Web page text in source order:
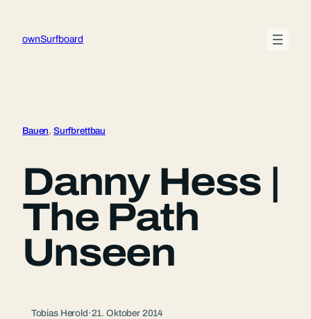
springen
ownSurfboard
Bauen, Surfbrettbau
Danny Hess |
The Path
Unseen
Tobias Herold·21. Oktober 2014